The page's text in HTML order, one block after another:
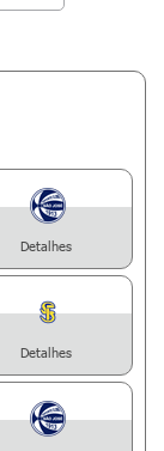
Detalhes
Detalhes